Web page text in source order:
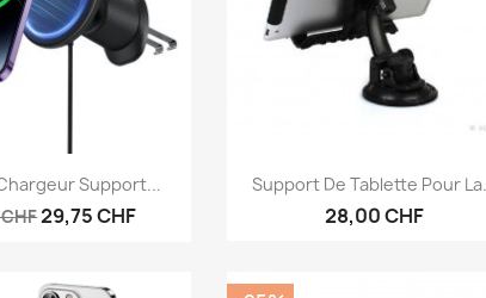
AnteprimaSupport...
29,75 CHF
Anteprima
Support De Tablette Pour
28,00 CHF